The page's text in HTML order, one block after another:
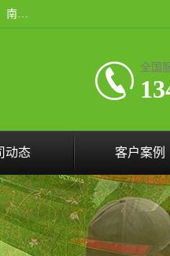
广西亿之豪有害生物防治服务有限公司是一家南宁灭鼠公司、灭蟑螂公司，南宁杀虫公司，南宁除虫公司，南宁灭跳蚤公司，南宁灭白蚁公司，南宁除四害公司,广西亿之豪有害生物防治服务有限公司专业灭蟑螂,除臭虫,其他害虫,服务上门,安全环保,售后保障,一次消杀，竭诚为您服务.
全国
动态 客户案例